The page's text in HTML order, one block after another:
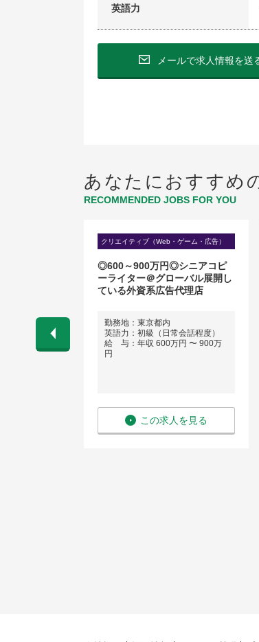
英語力
メールで求人情報を送
あなたにおすすめ
RECOMMENDED JOBS FOR YOU
クリエイティブ（Web・ゲーム・広告）
◎600～900万円◎シニアコピ
ーライター＠グローバル展開し
ている外資系広告代理店
勤務地：東京都内
英語力：初級（日常会話程度）
給 与：年収 600万円 〜 900万
円
この求人を見る